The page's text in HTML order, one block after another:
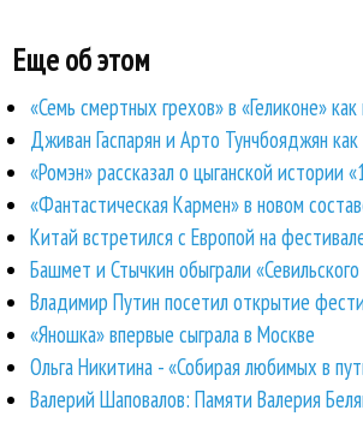
Еще об этом
«Семь смертных грехов» в «Геликоне» как
Дживан Гаспарян и Арто Тунчбояджян
«Ромэн» рассказал о цыганской истории
«Фантастическая Кармен» в новом
Китай встретился с Европой на
Башмет и Стычкин обыграли
Владимир Путин посетил открытие
«Яношка» впервые сыграла в Москве
Ольга Никитина - «Собирая любимых в
Валерий Шаповалов: Памяти Валерия